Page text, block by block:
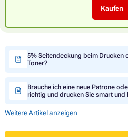
Kaufen
5% Seitendeckung beim Drucken
Toner?
Brauche ich eine neue Patrone
richtig und drucken Sie smart und
Weitere Artikel anzeigen